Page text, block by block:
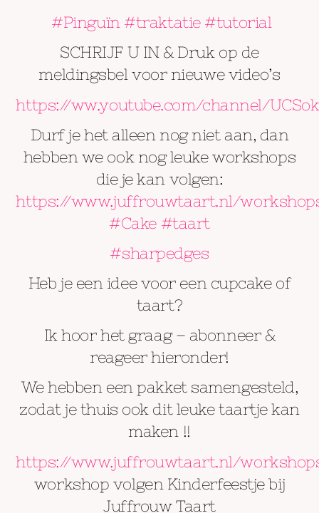
#Pinguïn #traktatie #tutorial
SCHRIJF U IN & Druk op de
meldingsbel voor nieuwe video’s
https://ww.youtube.com/channel/
Durf je het alleen nog niet aan, dan
hebben we ook nog leuke workshops
die je kan volgen:
https://www.juffrouwtaart.nl/
#Cake #taart
#sharpedges
Heb je een idee voor een cupcake of
taart?
Ik hoor het graag – abonneer &
reageer hieronder!
We hebben een pakket samengesteld,
zodat je thuis ook dit leuke taartje kan
maken !!
https://www.juffrouwtaart.nl/
workshop volgen Kinderfeestje bij
Juffrouw Taart